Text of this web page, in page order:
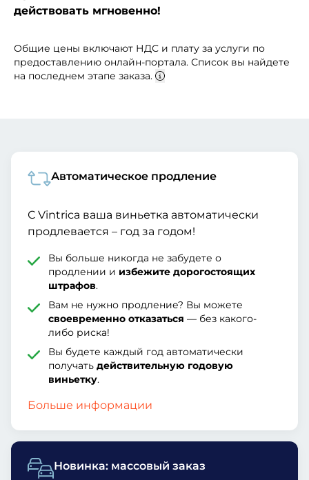
действовать мгновенно!
Общие цены включают НДС и плату за услуги по
предоставлению онлайн-портала. Список вы найдете
на последнем этапе заказа.
Новинка: массовый заказ
Автоматическое продление
С Vintrica ваша виньетка автоматически
продлевается – год за годом!
Вы больше никогда не забудете о
продлении и избежите дорогостоящих
штрафов.
Вам не нужно продление? Вы можете
своевременно отказаться — без какого-
либо риска!
Вы будете каждый год автоматически
получатьдействительную годовую
виньетку.
Больше информации